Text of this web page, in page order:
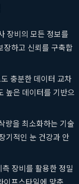
장비의 모든 정보를
장하고 신뢰를 구축합
충분한 데이터 교차
높은 데이터를 기반으
량을 최소화하는 기술
기적인 눈 건강과 안
측 장비를 활용한 정밀
이프스타일에 맞춘